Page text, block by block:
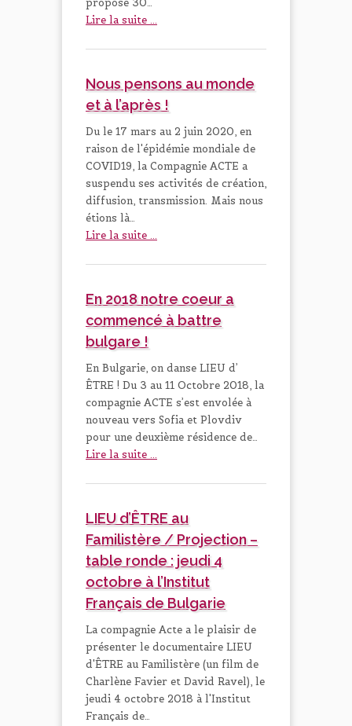
propose 30…
Lire la suite ...
Nous pensons au monde
et à l’après !
Du le 17 mars au 2 juin 2020, en
raison de l'épidémie mondiale de
COVID19, la Compagnie ACTE a
suspendu ses activités de création,
diffusion, transmission. Mais nous
étions là…
Lire la suite ...
En 2018 notre coeur a
commencé à battre
bulgare !
En Bulgarie, on danse LIEU d’
ÊTRE ! Du 3 au 11 Octobre 2018, la
compagnie ACTE s’est envolée à
nouveau vers Sofia et Plovdiv
pour une deuxième résidence de…
Lire la suite ...
LIEU d’ÊTRE au
Familistère / Projection –
table ronde : jeudi 4
octobre à l’Institut
Français de Bulgarie
La compagnie Acte a le plaisir de
présenter le documentaire LIEU
d'ÊTRE au Familistère (un film de
Charlène Favier et David Ravel), le
jeudi 4 octobre 2018 à l'Institut
Français de…